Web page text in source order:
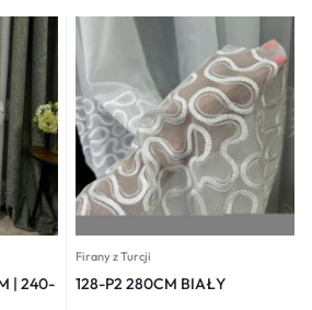
| 240-
Firany z Turcji
128-P2 280CM BIAŁY